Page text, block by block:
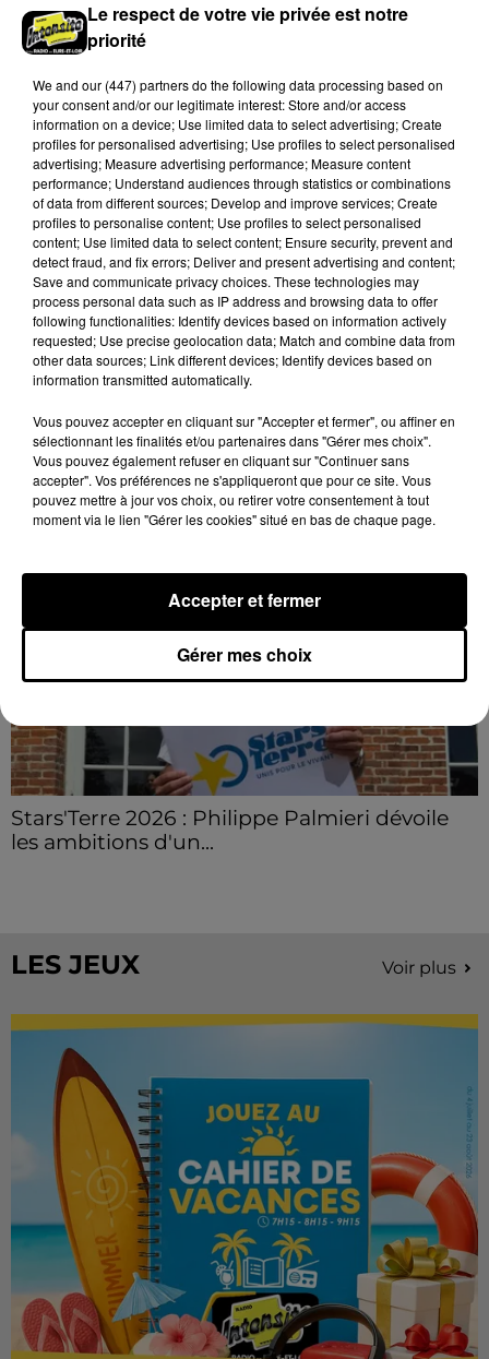
A LA UNE
Bison Futé : un samedi rouge sur les routes
C'est l'un des week-ends les plus chargés de l'été,
avec des départs aussi importants que les retours.
LE GRAND FORMAT Voir plus
Stars'Terre 2026 : Philippe Palmieri dévoile
les ambitions d'un...
LES JEUX Voir plus
Le respect de votre vie privée est notre
priorité
We and our (447) partnersdo the following data processing based on
your consent and/or our legitimate interest: Store and/or access
information on a device; Use limited data to select advertising; Create
profiles for personalised advertising; Use profiles to select personalised
advertising; Measure advertising performance; Measure content
performance; Understand audiences through statistics or combinations
of data from different sources; Develop and improve services; Create
profiles to personalise content; Use profiles to select personalised
content; Use limited data to select content; Ensure security, prevent and
detect fraud, and fix errors; Deliver and present advertising and content;
Save and communicate privacy choices. These technologies may
process personal data such as IP address and browsing data to offer
following functionalities: Identify devices based on information actively
requested; Use precise geolocation data; Match and combine data from
other data sources; Link different devices; Identify devices based on
information transmitted automatically.
Vous pouvez accepter en cliquant sur "Accepter et fermer", ou affiner en
sélectionnant les finalités et/ou partenaires dans "Gérer mes choix".
Vous pouvez également refuser en cliquant sur "Continuer sans
accepter". Vos préférences ne s'appliqueront que pour ce site. Vous
pouvez mettre à jour vos choix, ou retirer votre consentement à tout
moment via le lien "Gérer les cookies" situé en bas de chaque page.
Gérer mes choix
Accepter et fermer